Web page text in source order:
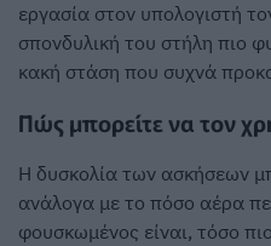
εργασία στον υπολογιστή
σπονδυλική του στήλη πιο
κακή στάση που συχνά
Πώς μπορείτε να τον
Η δυσκολία των ασκήσεων
ανάλογα με το πόσο αέρα
φουσκωμένος είναι, τόσο